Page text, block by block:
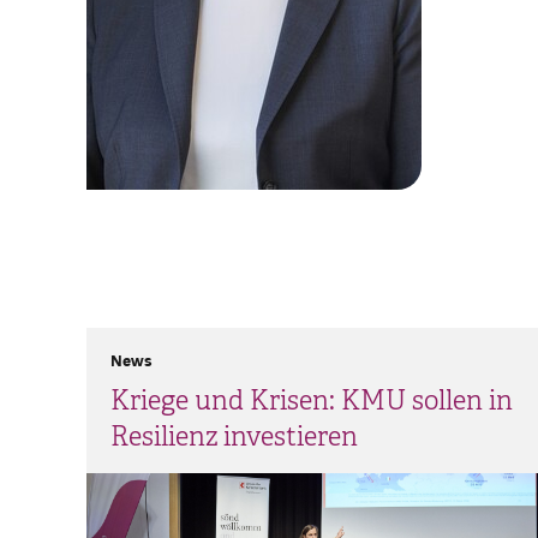
Kriege und Krisen: KMU sollen in
Resilienz investieren
News